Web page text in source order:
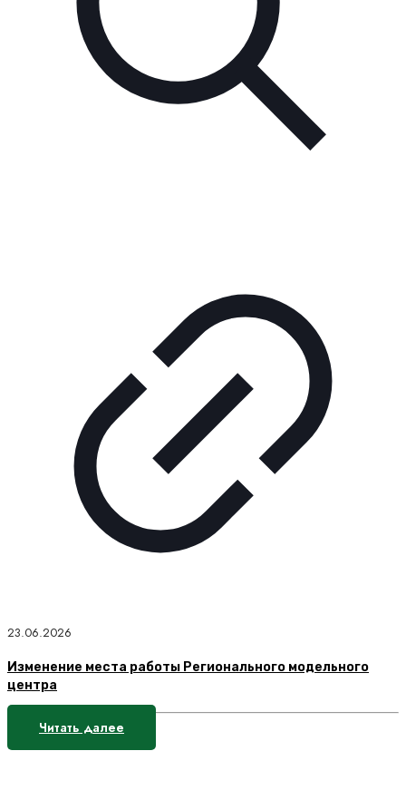
23.06.2026
Изменение места работы Регионального модельного
центра
Читать далее